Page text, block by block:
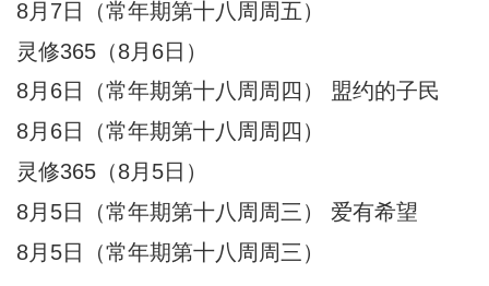
1665），
方济各说：当灵魂不再抓紧自己，天
主便成了她唯一的依靠。「把你的一
切挂虑都托给他，因为他必眷顾你
们。」（伯前 5:7）今日行动：把一
件放心不下的事，
8月7日（常年期第十八周周五）
灵修365（8月6日）
8月6日（常年期第十八周周四） 盟约的子民
8月6日（常年期第十八周周四）
灵修365（8月5日）
8月5日（常年期第十八周周三） 爱有希望
8月5日（常年期第十八周周三）